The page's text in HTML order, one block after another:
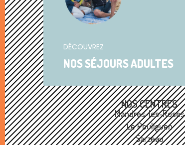
DÉCOUVREZ
NOS SÉJOURS ADULTES
NOS CENTRES
Mandres-les-Roses
Le Pouliguen
Sarzeau